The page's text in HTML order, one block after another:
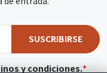
SUSCRIBIRSE
y condiciones.